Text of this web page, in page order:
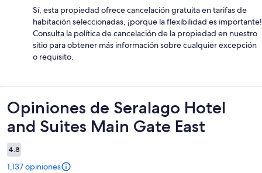
Sí, esta propiedad ofrece cancelación gratuita en tarifas de
habitación seleccionadas, ¡porque la flexibilidad es importante!
Consulta la política de cancelación de la propiedad en nuestro
sitio para obtener más información sobre cualquier excepción
o requisito.
Opiniones
Opiniones de Seralago Hotel
and Suites Main Gate East
4.8
1,137 opiniones